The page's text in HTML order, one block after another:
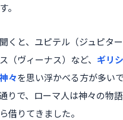
。
くと、ユピテル（ジュピタ
（ヴィーナス）など、 ギリ
々を思い浮かべる方が多い
りで、ローマ人は神々の物
借りてきました。